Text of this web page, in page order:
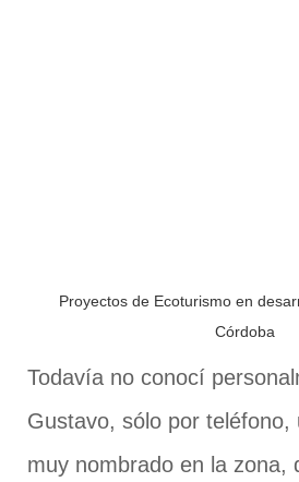
Proyectos de Ecoturismo en
Córdoba
Todavía no conocí
Gustavo, sólo por teléfono,
muy nombrado en la zona,